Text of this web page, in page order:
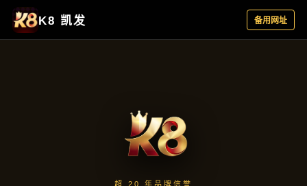
动态速递
首页 动态速递